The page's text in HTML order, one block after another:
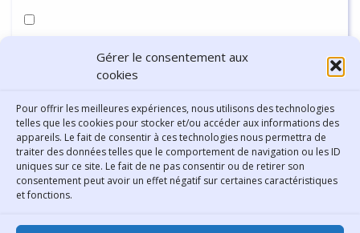
Gérer le consentement aux
cookies
Pour offrir les meilleures expériences, nous utilisons des technologies
telles que les cookies pour stocker et/ou accéder aux informations des
appareils. Le fait de consentir à ces technologies nous permettra de
traiter des données telles que le comportement de navigation ou les ID
uniques sur ce site. Le fait de ne pas consentir ou de retirer son
consentement peut avoir un effet négatif sur certaines caractéristiques
et fonctions.
navigateur pour mon prochain commentaire.